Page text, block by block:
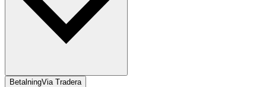
BetalningVia Tradera